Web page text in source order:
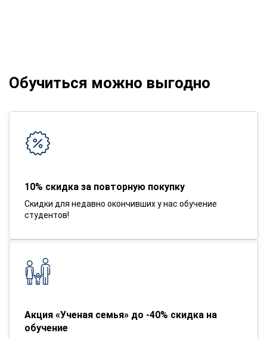
Обучиться можно выгодно
10% скидка за повторную покупку
Скидки для недавно окончивших у нас обучение
студентов!
Акция «Ученая семья» до -40% скидка на
обучение